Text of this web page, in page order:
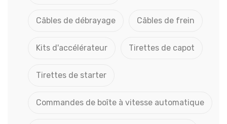
Câbles de débrayage Câbles de frein
Kits d'accélérateur Tirettes de capot
Tirettes de starter
Commandes de boîte à vitesse automatique